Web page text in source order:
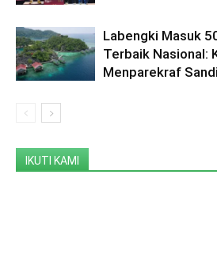
Labengki Masuk
Terbaik Nasional:
Menparekraf
IKUTI KAMI